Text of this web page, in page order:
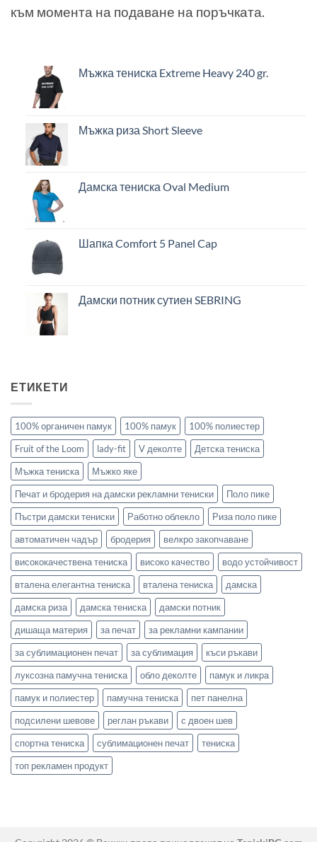
към момента на подаване на поръчката.
Мъжка тениска Extreme Heavy 240 gr.
Мъжка риза Short Sleeve
Дамска тениска Oval Medium
Шапка Comfort 5 Panel Cap
Дамски потник сутиен SEBRING
ЕТИКЕТИ
100% органичен памук 100% памук
100% полиестер
Fruit of the Loom
lady-fit V деколте
Детска тениска
Мъжка тениска
Мъжко яке
Печат и бродерия на дамски рекламни тениски
Поло пике
Пъстри дамски тениски
Работно облекло
Риза поло пике
автоматичен чадър
бродерия
велкро закопчаване
висококачествена тениска
високо качество
водо устойчивост
вталена елегантна тениска
вталена тениска
дамска
дамска риза
дамска тениска
дамски потник
дишаща материя
за печат
за рекламни кампании
за сублимационен печат
за сублимация
къси ръкави
луксозна памучна тениска
обло деколте
памук и ликра
памук и полиестер
памучна тениска
пет панелна
подсилени шевове
реглан ръкави
с двоен шев
спортна тениска
сублимационен печат
тениска
топ рекламен продукт